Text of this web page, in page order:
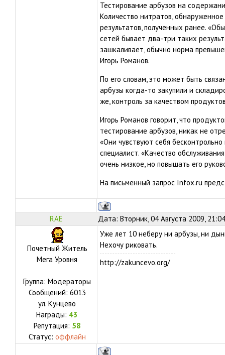
Тестирование арбузов на
Количество нитратов,
результатов, полученных ранее.
сетей бывает два-три таких
зашкаливает, обычно норма
Игорь Романов.
По его словам, это может быть
арбузы когда-то закупили и
же, контроль за качеством
Игорь Романов говорит, что
тестирование арбузов, никак не
«Они чувствуют себя
специалист. «Качество
очень низкое, но повышать его
На письменный запрос Infox.ru
RAE Дата: Вторник, 04 Августа 2009,
Почетный Житель
Мега Уровня
Группа: Модераторы
Сообщений: 6013
ул. Кунцево
Награды: 43
Репутация: 58
Статус: оффлайн
Уже лет 10 неберу ни арбузы, ни
Нехочу риковать.
http://zakuncevo.org/